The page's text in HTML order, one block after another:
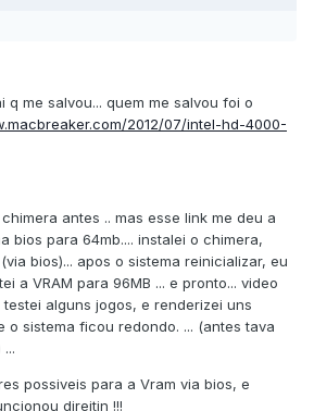
q me salvou... quem me salvou foi o
2012/07/intel-hd-4000-
antes .. mas esse link me deu a
bios para 64mb.... instalei o chimera,
bios)... apos o sistema reinicializar, eu
a VRAM para 96MB ... e pronto... video
alguns jogos, e renderizei uns
o sistema ficou redondo. ... (antes tava
possiveis para a Vram via bios, e
direitin !!!